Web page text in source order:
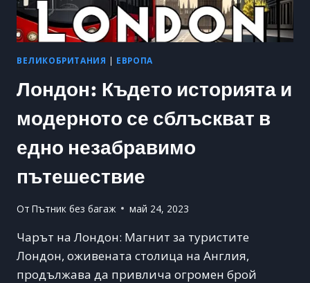
ВЕЛИКОБРИТАНИЯ | ЕВРОПА
Лондон: Където историята и
модерното се сблъскват в
едно незабравимо
пътешествие
От Пътник без багаж май 24, 2023
Чарът на Лондон: Магнит за туристите
Лондон, оживената столица на Англия,
продължава да привлича огромен брой